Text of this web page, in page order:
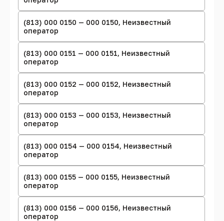
(813) 000 0150 — 000 0150, Неизвестный
оператор
(813) 000 0151 — 000 0151, Неизвестный
оператор
(813) 000 0152 — 000 0152, Неизвестный
оператор
(813) 000 0153 — 000 0153, Неизвестный
оператор
(813) 000 0154 — 000 0154, Неизвестный
оператор
(813) 000 0155 — 000 0155, Неизвестный
оператор
(813) 000 0156 — 000 0156, Неизвестный
оператор